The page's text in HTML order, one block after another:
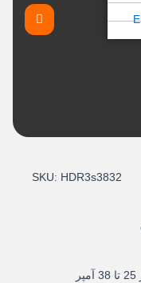
SKU: HDR3s3832